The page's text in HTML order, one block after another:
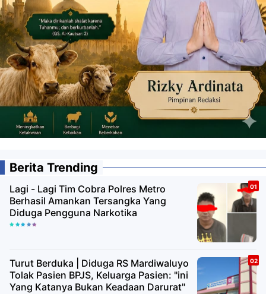
Berita Trending
Lagi - Lagi Tim Cobra Polres Metro
Berhasil Amankan Tersangka Yang
Diduga Pengguna Narkotika
Turut Berduka | Diduga RS Mardiwaluyo
Tolak Pasien BPJS, Keluarga Pasien: "ini
Yang Katanya Bukan Keadaan Darurat"